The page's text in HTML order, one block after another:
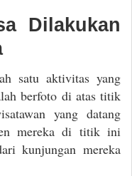
Dilakukan
satu aktivitas yang
berfoto di atas titik
yang datang
mereka di titik ini
kunjungan mereka